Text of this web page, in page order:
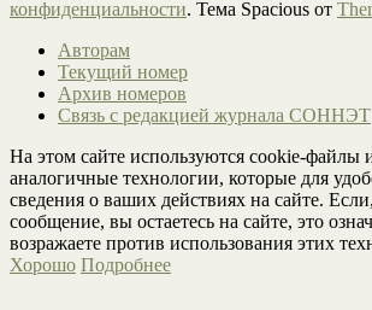
конфиденциальности. Тема Spacious от
Авторам
Текущий номер
Архив номеров
Связь с редакцией журнала СОННЭТ
На этом сайте используются cookie-файлы
аналогичные технологии, которые для
сведения о ваших действиях на сайте.
сообщение, вы остаетесь на сайте, это
возражаете против использования этих
Хорошо Подробнее